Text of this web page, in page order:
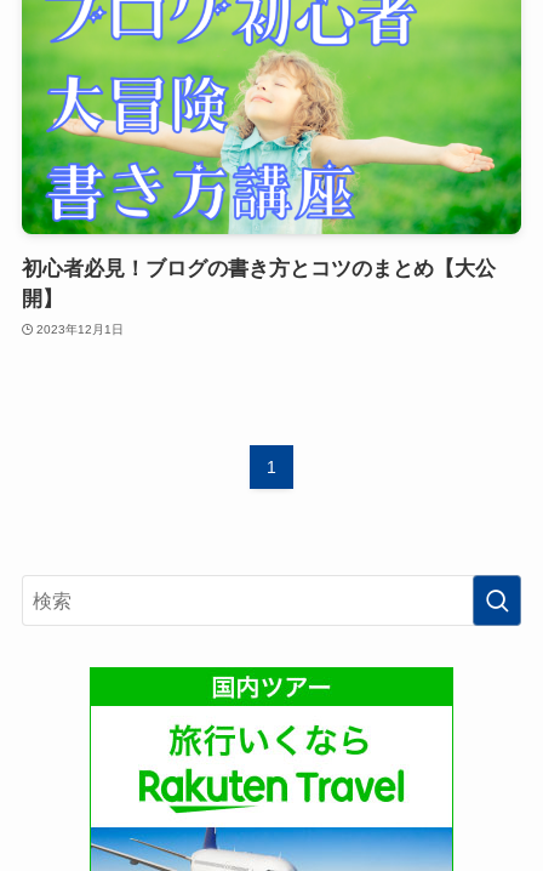
初心者必見！ブログの書き方とコツのまとめ【大公
開】
2023年12月1日
1